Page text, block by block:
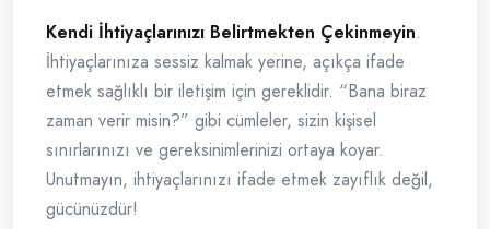
Kendi İhtiyaçlarınızı Belirtmekten Çekinmeyin.
İhtiyaçlarınıza sessiz kalmak yerine, açıkça ifade
etmek sağlıklı bir iletişim için gereklidir. “Bana biraz
zaman verir misin?” gibi cümleler, sizin kişisel
sınırlarınızı ve gereksinimlerinizi ortaya koyar.
Unutmayın, ihtiyaçlarınızı ifade etmek zayıflık değil,
gücünüzdür!